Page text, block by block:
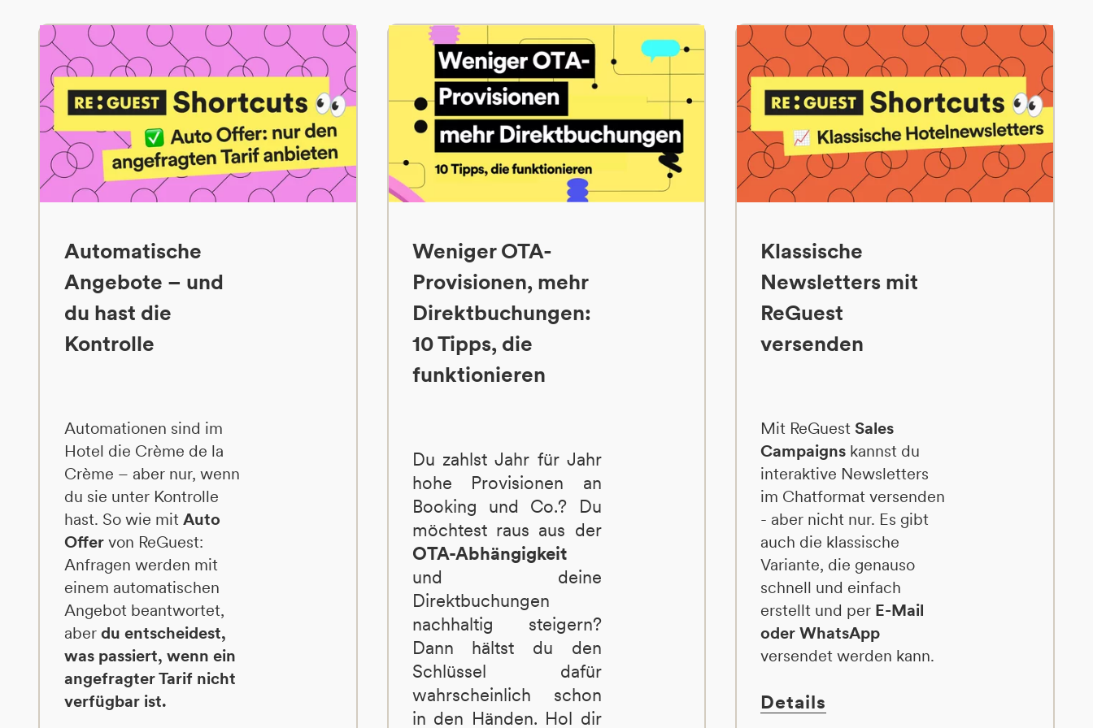
Automatische
Angebote – und
du hast die
Kontrolle
Automationen sind im
Hotel die Crème de la
Crème – aber nur, wenn
du sie unter Kontrolle
hast. So wie mit Auto
Offervon ReGuest:
Anfragen werden mit
einem automatischen
Angebot beantwortet,
aber du entscheidest,
was passiert, wenn ein
angefragter Tarif nicht
verfügbar ist.
Weniger OTA-
Provisionen, mehr
Direktbuchungen:
10 Tipps, die
funktionieren
Du zahlst Jahr für Jahr
hohe Provisionen an
Booking und Co.? Du
möchtest raus aus der
OTA-Abhängigkeit
und deine
Direktbuchungen
nachhaltig steigern?
Dann hältst du den
Schlüssel dafür
wahrscheinlich schon
in den Händen. Hol dir
Klassische
Newsletters mit
ReGuest
versenden
Mit ReGuest Sales
Campaignskannst du
interaktive Newsletters
im Chatformat versenden
- aber nicht nur. Es gibt
auch die klassische
Variante, die genauso
schnell und einfach
erstellt und per E-Mail
oder WhatsApp
versendet werden kann.
Details